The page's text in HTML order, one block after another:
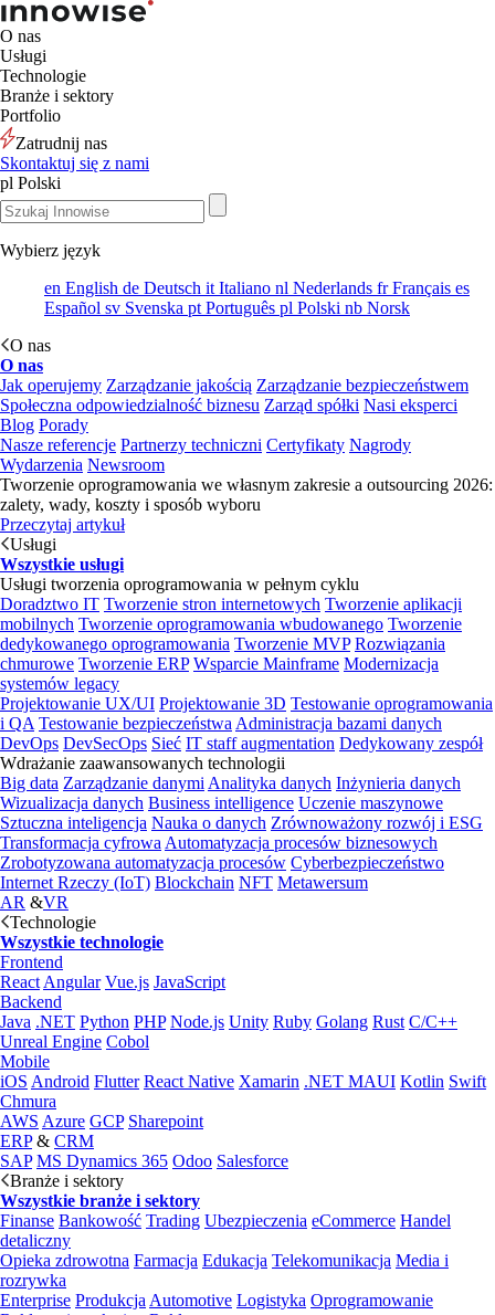
O nas
Usługi
Technologie
Branże i sektory
Portfolio
Zatrudnij nas
Skontaktuj się z nami
pl Polski
Wybierz język
en English de Deutsch it Italiano nl Nederlands frFrançais es
Español sv Svenska pt Português pl Polski nb Norsk
O nas
O nas
Jak operujemy Zarządzanie jakością Zarządzanie bezpieczeństwem
Społeczna odpowiedzialność biznesu Zarząd spółki Nasi eksperci
Blog Porady
Nasze referencje Partnerzy techniczni Certyfikaty Nagrody
Wydarzenia Newsroom
Tworzenie oprogramowania we własnym zakresie a outsourcing 2026:
zalety, wady, koszty i sposób wyboru
Przeczytaj artykuł
Usługi
Wszystkie usługi
Usługi tworzenia oprogramowania w pełnym cyklu
Doradztwo IT Tworzenie stron internetowych Tworzenie aplikacji
mobilnych Tworzenie oprogramowania wbudowanego Tworzenie
dedykowanego oprogramowania Tworzenie MVP Rozwiązania
chmurowe Tworzenie ERP Wsparcie Mainframe Modernizacja
systemów legacy
Projektowanie UX/UI Projektowanie 3D Testowanie oprogramowania
i QA Testowanie bezpieczeństwa Administracja bazami danych
DevOps DevSecOps Sieć IT staff augmentation Dedykowany zespół
Wdrażanie zaawansowanych technologii
Big data Zarządzanie danymi Analityka danych Inżynieria danych
Wizualizacja danych Business intelligence Uczenie maszynowe
Sztuczna inteligencja Nauka o danych Zrównoważony rozwój i ESG
Transformacja cyfrowa Automatyzacja procesów biznesowych
Zrobotyzowana automatyzacja procesów Cyberbezpieczeństwo
Internet Rzeczy (IoT) Blockchain NFT Metawersum
AR &VR
Technologie
Wszystkie technologie
Frontend
React Angular Vue.js JavaScript
Backend
Java .NET Python PHP Node.js Unity Ruby Golang Rust C/C++
Unreal Engine Cobol
Mobile
iOS Android Flutter React Native Xamarin .NET MAUI Kotlin Swift
Chmura
AWS Azure GCP Sharepoint
ERP& CRM
SAP MS Dynamics 365 Odoo Salesforce
Branże i sektory
Wszystkie branże i sektory
Finanse Bankowość Trading Ubezpieczenia eCommerce Handel
detaliczny
Opieka zdrowotna Farmacja Edukacja Telekomunikacja Media i
rozrywka
Enterprise Produkcja Automotive Logistyka Oprogramowanie